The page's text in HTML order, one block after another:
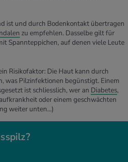
ist und durch Bodenkontakt übertragen
zu empfehlen. Dasselbe gilt für
Spannteppichen, auf denen viele Leute
Risikofaktor: Die Haut kann durch
was Pilzinfektionen begünstigt. Einem
ist schliesslich, wer an Diabetes,
oder einem geschwächten
weiter unten...)